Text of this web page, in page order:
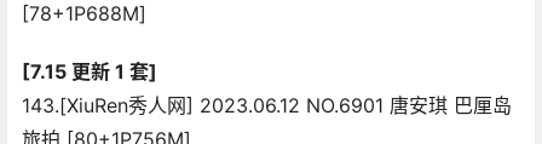
[78+1P688M]
[7.15 更新 1 套]
143.[XiuRen秀人网] 2023.06.12 NO.6901 唐安琪 巴厘岛
旅拍 [80+1P756M]